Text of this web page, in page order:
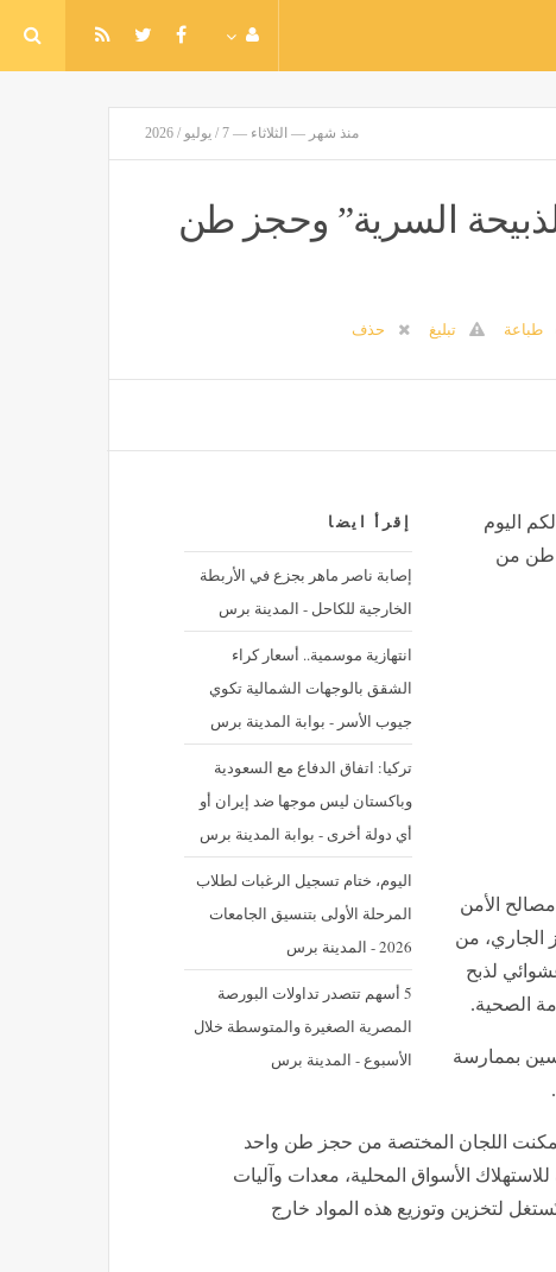
منذ شهر — الثلاثاء — 7 / يوليو / 2026
السرية” وحجز طن
طباعة تبليغ حذف
إقرأ ايضا
إصابة ناصر ماهر بجزع في الأربطة
الخارجية للكاحل - المدينة برس
‪انتهازية موسمية.. أسعار كراء
الشقق بالوجهات الشمالية تكوي
جيوب الأسر - بوابة المدينة برس
تركيا: اتفاق الدفاع مع السعودية
وباكستان ليس موجها ضد إيران أو
أي دولة أخرى - بوابة المدينة برس
اليوم، ختام تسجيل الرغبات لطلاب
المرحلة الأولى بتنسيق الجامعات
2026 - المدينة برس
5 أسهم تتصدر تداولات البورصة
المصرية الصغيرة والمتوسطة خلال
الأسبوع - المدينة برس
اليوم
طن من
الأمن
القضائية، يومه الثلاثاء 07 يوليوز الجاري، من
لذبح
الصحية.
ضبطوا متلبسين بممارسة
تمكنت اللجان المختصة من حجز ​طن واحد
للاستهلاك الأسواق المحلية، ​معدات وآليات
لتخزين وتوزيع هذه المواد خارج